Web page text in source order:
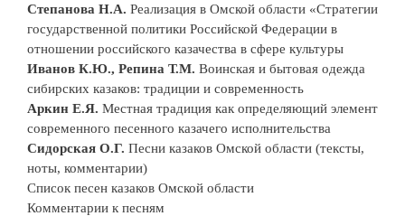
Степанова Н.А. Реализация в Омской области «Стратегии
государственной политики Российской Федерации в
отношении российского казачества в сфере культуры
Иванов К.Ю., Репина Т.М. Воинская и бытовая одежда
сибирских казаков: традиции и современность
Аркин Е.Я. Местная традиция как определяющий элемент
современного песенного казачего исполнительства
Сидорская О.Г. Песни казаков Омской области (тексты,
ноты, комментарии)
Список песен казаков Омской области
Комментарии к песням